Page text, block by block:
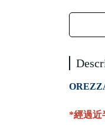
*經過近